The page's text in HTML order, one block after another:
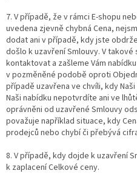
7. V případě, že v rámci E-shopu
uvedena zjevně chybná Cena,
dodat ani v případě, kdy jste
došlo k uzavření Smlouvy. V
kontaktovat a zašleme Vám
v pozměněné podobě oproti
případě uzavřena ve chvíli, kdy
Naši nabídku nepotvrdíte ani ve
oprávněni od uzavřené Smlouvy
považuje například situace, kdy
prodejců nebo chybí či přebývá
8. V případě, kdy dojde k uzavření
k zaplacení Celkové ceny.